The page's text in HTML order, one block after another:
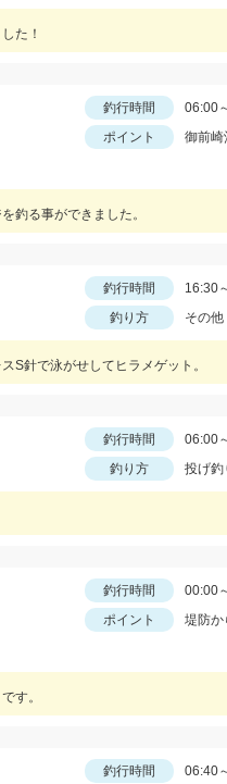
た！
釣行時間
06:00
ポイント
御前
釣る事ができました。
釣行時間
16:30
釣り方 その他
S針で泳がせしてヒラメゲット。
釣行時間
06:00
釣り方 投げ釣
釣行時間
00:00
ポイント
堤防か
す。
釣行時間
06:40